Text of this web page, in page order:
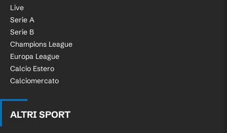
Live
Serie A
Serie B
Champions League
Europa League
Calcio Estero
Calciomercato
ALTRI SPORT